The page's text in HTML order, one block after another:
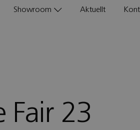
Showroom Aktuellt
Fair 23